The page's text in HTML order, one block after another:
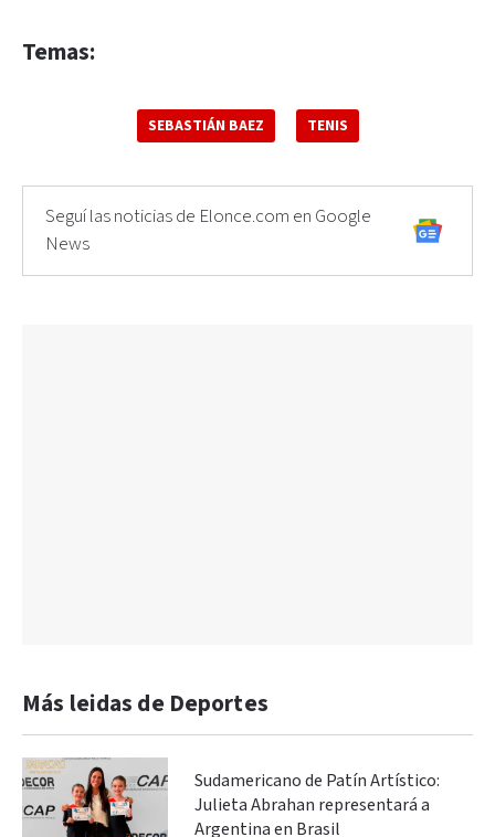
Temas:
SEBASTIÁN BAEZ TENIS
Seguí las noticias de Elonce.com en Google
News
Más leidas de Deportes
Sudamericano de Patín Artístico:
Julieta Abrahan representará a
Argentina en Brasil